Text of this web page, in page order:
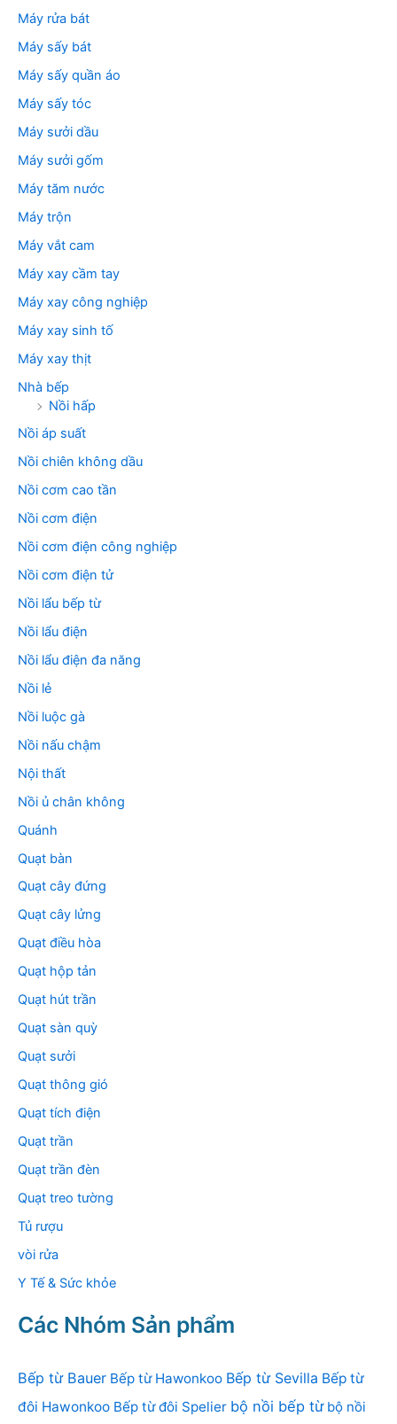
Máy rửa bát
Máy sấy bát
Máy sấy quần áo
Máy sấy tóc
Máy sưởi dầu
Máy sưởi gốm
Máy tăm nước
Máy trộn
Máy vắt cam
Máy xay cầm tay
Máy xay công nghiệp
Máy xay sinh tố
Máy xay thịt
Nhà bếp
Nồi hấp
Nồi áp suất
Nồi chiên không dầu
Nồi cơm cao tần
Nồi cơm điện
Nồi cơm điện công nghiệp
Nồi cơm điện tử
Nồi lẩu bếp từ
Nồi lẩu điện
Nồi lẩu điện đa năng
Nồi lẻ
Nồi luộc gà
Nồi nấu chậm
Nội thất
Nồi ủ chân không
Quánh
Quạt bàn
Quạt cây đứng
Quạt cây lửng
Quạt điều hòa
Quạt hộp tản
Quạt hút trần
Quạt sàn quỳ
Quạt sưởi
Quạt thông gió
Quạt tích điện
Quạt trần
Quạt trần đèn
Quạt treo tường
Tủ rượu
vòi rửa
Y Tế & Sức khỏe
Các Nhóm Sản phẩm
Bếp từ Bauer Bếp từ Hawonkoo Bếp từ Sevilla Bếp từ
đôi Hawonkoo Bếp từ đôi Spelier bộ nồi bếp từ bộ nồi